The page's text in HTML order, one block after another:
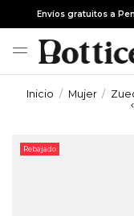
Envíos gratuitos a
Inicio Mujer
Rebajado